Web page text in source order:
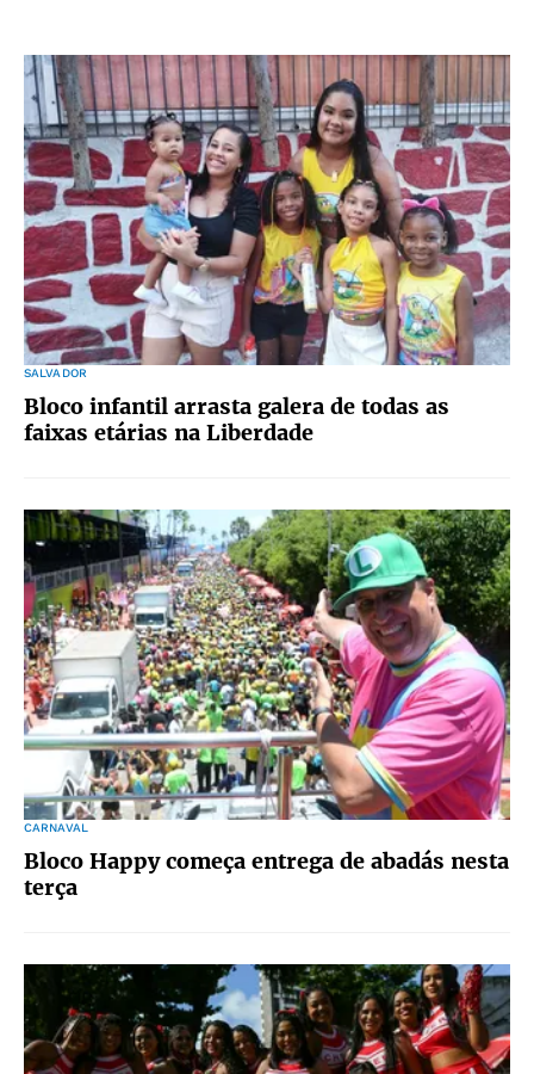
SALVADOR
Bloco infantil arrasta galera de todas as
faixas etárias na Liberdade
CARNAVAL
Bloco Happy começa entrega de abadás nesta
terça